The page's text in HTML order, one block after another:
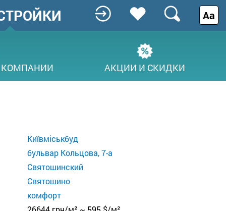
КОМПАНИИ АКЦИИ И СКИДКИ
Аа
Київміськбуд
бульвар Кольцова, 7-а
Святошинский
Святошино
комфорт